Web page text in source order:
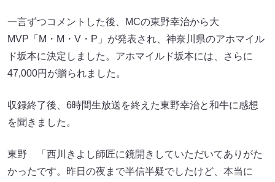
一言ずつコメントした後、MCの東野幸治から大
MVP「M・M・V・P」が発表され、神奈川県のアホマイル
ド坂本に決定しました。アホマイルド坂本には、さらに
47,000円が贈られました。
収録終了後、6時間生放送を終えた東野幸治と和牛に感想
を聞きました。
東野 「西川きよし師匠に鏡開きしていただいてありがた
かったです。昨日の夜まで半信半疑でしたけど、本当に